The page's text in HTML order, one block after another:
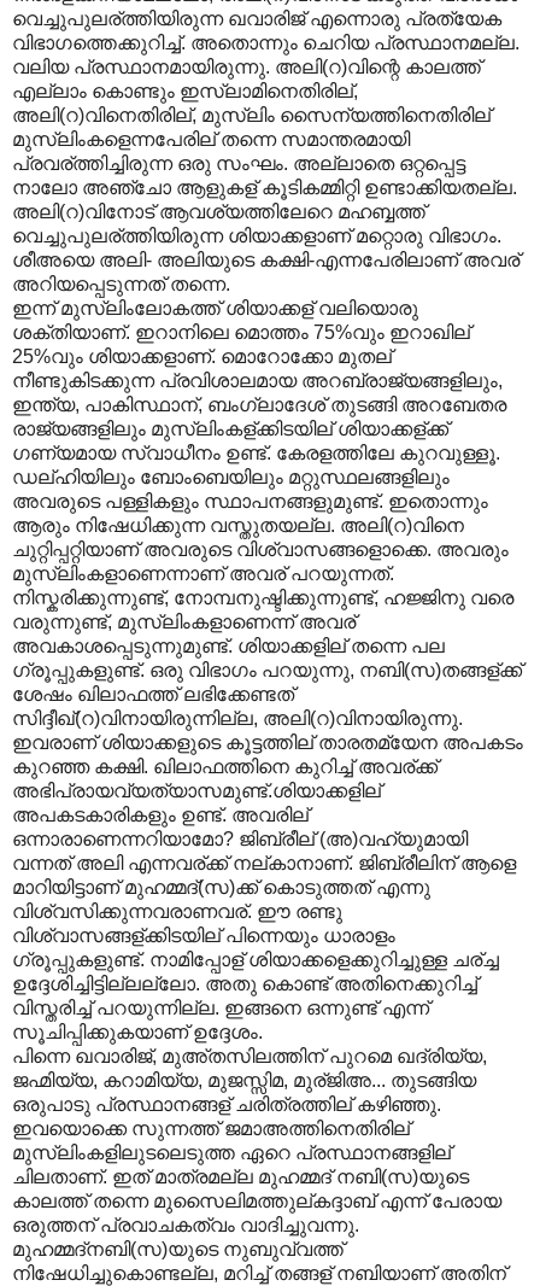
വെച്ചുപുലര്ത്തിയിരുന്ന ഖവാരിജ് എന്നൊരു പ്രത്യേക
വിഭാഗത്തെക്കുറിച്ച്. അതൊന്നും ചെറിയ പ്രസ്ഥാനമല്ല.
വലിയ പ്രസ്ഥാനമായിരുന്നു. അലി(റ)വിന്റെ കാലത്ത്
എല്ലാം കൊണ്ടും ഇസ്ലാമിനെതിരില്,
അലി(റ)വിനെതിരില്, മുസ്ലിം സൈന്യത്തിനെതിരില്
മുസ്ലിംകളെന്നപേരില് തന്നെ സമാന്തരമായി
പ്രവര്ത്തിച്ചിരുന്ന ഒരു സംഘം. അല്ലാതെ ഒറ്റപ്പെട്ട
നാലോ അഞ്ചോ ആളുകള് കൂടികമ്മിറ്റി ഉണ്ടാക്കിയതല്ല.
അലി(റ)വിനോട് ആവശ്യത്തിലേറെ മഹബ്ബത്ത്
വെച്ചുപുലര്ത്തിയിരുന്ന ശിയാക്കളാണ് മറ്റൊരു വിഭാഗം.
ശീഅയെ അലി- അലിയുടെ കക്ഷി-എന്നപേരിലാണ് അവര്
അറിയപ്പെടുന്നത് തന്നെ.
ഇന്ന് മുസ്ലിംലോകത്ത് ശിയാക്കള് വലിയൊരു
ശക്തിയാണ്. ഇറാനിലെ മൊത്തം 75%വും ഇറാഖില്
25%വും ശിയാക്കളാണ്. മൊറോക്കോ മുതല്
നീണ്ടുകിടക്കുന്ന പ്രവിശാലമായ അറബ്രാജ്യങ്ങളിലും,
ഇന്ത്യ, പാകിസ്ഥാന്, ബംഗ്ലാദേശ് തുടങ്ങി അറബേതര
രാജ്യങ്ങളിലും മുസ്ലിംകള്ക്കിടയില് ശിയാക്കള്ക്ക്
ഗണ്യമായ സ്വാധീനം ഉണ്ട്. കേരളത്തിലേ കുറവുള്ളൂ.
ഡല്ഹിയിലും ബോംബെയിലും മറ്റുസ്ഥലങ്ങളിലും
അവരുടെ പള്ളികളും സ്ഥാപനങ്ങളുമുണ്ട്. ഇതൊന്നും
ആരും നിഷേധിക്കുന്ന വസ്തുതയല്ല. അലി(റ)വിനെ
ചുറ്റിപ്പറ്റിയാണ് അവരുടെ വിശ്വാസങ്ങളൊക്കെ. അവരും
മുസ്ലിംകളാണെന്നാണ് അവര് പറയുന്നത്.
നിസ്കരിക്കുന്നുണ്ട്, നോമ്പനുഷ്ടിക്കുന്നുണ്ട്, ഹജ്ജിനു വരെ
വരുന്നുണ്ട്, മുസ്ലിംകളാണെന്ന് അവര്
അവകാശപ്പെടുന്നുമുണ്ട്. ശിയാക്കളില് തന്നെ പല
ഗ്രൂപ്പുകളുണ്ട്. ഒരു വിഭാഗം പറയുന്നു, നബി(സ)തങ്ങള്ക്ക്
ശേഷം ഖിലാഫത്ത് ലഭിക്കേണ്ടത്
സിദ്ദീഖ്(റ)വിനായിരുന്നില്ല, അലി(റ)വിനായിരുന്നു.
ഇവരാണ് ശിയാക്കളുടെ കൂട്ടത്തില് താരതമ്യേന അപകടം
കുറഞ്ഞ കക്ഷി. ഖിലാഫത്തിനെ കുറിച്ച് അവര്ക്ക്
അഭിപ്രായവ്യത്യാസമുണ്ട്.ശിയാക്കളില്
അപകടകാരികളും ഉണ്ട്. അവരില്
ഒന്നാരാണെന്നറിയാമോ? ജിബ്രീല് (അ)വഹ്യുമായി
വന്നത് അലി എന്നവര്ക്ക് നല്കാനാണ്. ജിബ്രീലിന് ആളെ
മാറിയിട്ടാണ് മുഹമ്മദ്(സ)ക്ക് കൊടുത്തത് എന്നു
വിശ്വസിക്കുന്നവരാണവര്. ഈ രണ്ടു
വിശ്വാസങ്ങള്ക്കിടയില് പിന്നെയും ധാരാളം
ഗ്രൂപ്പുകളുണ്ട്. നാമിപ്പോള് ശിയാക്കളെക്കുറിച്ചുള്ള ചര്ച്ച
ഉദ്ദേശിച്ചിട്ടില്ലല്ലോ. അതു കൊണ്ട് അതിനെക്കുറിച്ച്
വിസ്തരിച്ച് പറയുന്നില്ല. ഇങ്ങനെ ഒന്നുണ്ട് എന്ന്
സൂചിപ്പിക്കുകയാണ് ഉദ്ദേശം.
പിന്നെ ഖവാരിജ്, മുഅ്തസിലത്തിന് പുറമെ ഖദ്രിയ്യ,
ജഹ്മിയ്യ, കറാമിയ്യ, മുജസ്സിമ, മുര്ജിഅ... തുടങ്ങിയ
ഒരുപാടു പ്രസ്ഥാനങ്ങള് ചരിത്രത്തില് കഴിഞ്ഞു.
ഇവയൊക്കെ സുന്നത്ത് ജമാഅത്തിനെതിരില്
മുസ്ലിംകളിലുടലെടുത്ത ഏറെ പ്രസ്ഥാനങ്ങളില്
ചിലതാണ്. ഇത് മാത്രമല്ല മുഹമ്മദ് നബി(സ)യുടെ
കാലത്ത് തന്നെ മുസൈലിമത്തുല്കദ്ദാബ് എന്ന് പേരായ
ഒരുത്തന് പ്രവാചകത്വം വാദിച്ചുവന്നു.
മുഹമ്മദ്നബി(സ)യുടെ നുബുവ്വത്ത്
നിഷേധിച്ചുകൊണ്ടല്ല, മറിച്ച് തങ്ങള് നബിയാണ് അതിന്